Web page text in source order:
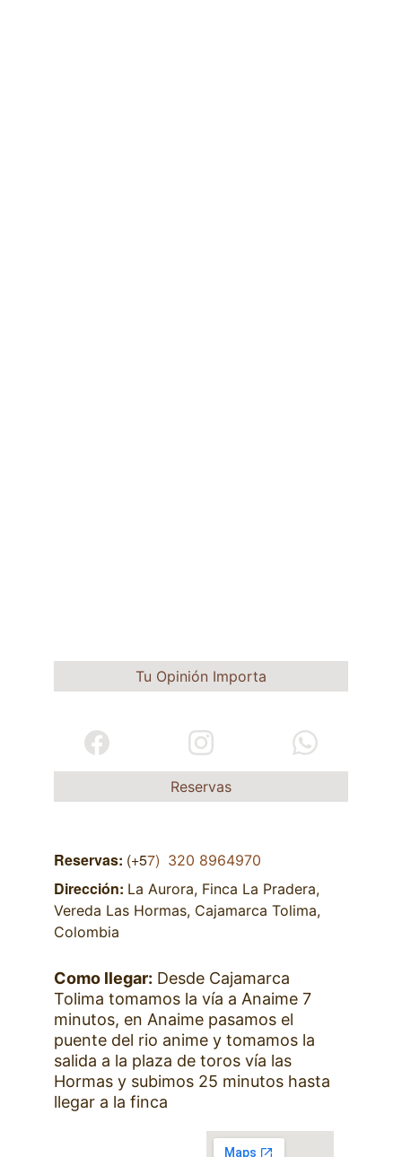
Tu Opinión Importa
Reservas
Dirección: La Aurora, Finca La Pradera,
Vereda Las Hormas, Cajamarca Tolima,
Colombia
Reservas: (+57) 320 8964970
Como llegar: Desde Cajamarca
Tolima tomamos la vía a Anaime 7
minutos, en Anaime pasamos el
puente del rio anime y tomamos la
salida a la plaza de toros vía las
Hormas y subimos 25 minutos hasta
llegar a la finca